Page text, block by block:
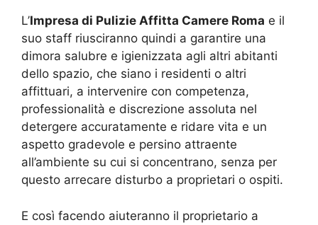
L’Impresa di Pulizie Affitta Camere Roma e il
suo staff riusciranno quindi a garantire una
dimora salubre e igienizzata agli altri abitanti
dello spazio, che siano i residenti o altri
affittuari, a intervenire con competenza,
professionalità e discrezione assoluta nel
detergere accuratamente e ridare vita e un
aspetto gradevole e persino attraente
all’ambiente su cui si concentrano, senza per
questo arrecare disturbo a proprietari o ospiti.
E così facendo aiuteranno il proprietario a